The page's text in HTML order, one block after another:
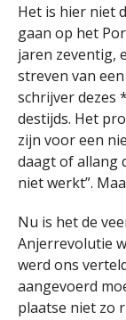
Het is hier niet
gaan op het
jaren zeventig,
streven van
schrijver dezes
destijds. Het
zijn voor een
daagt of allang
niet werkt”.
Nu is het de
Anjerrevolutie
werd ons
aangevoerd
plaatse niet zo